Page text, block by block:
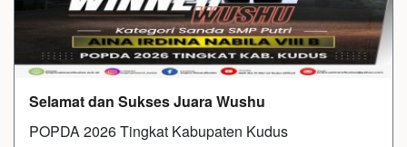
Selamat dan Sukses Juara Wushu
POPDA 2026 Tingkat Kabupaten Kudus